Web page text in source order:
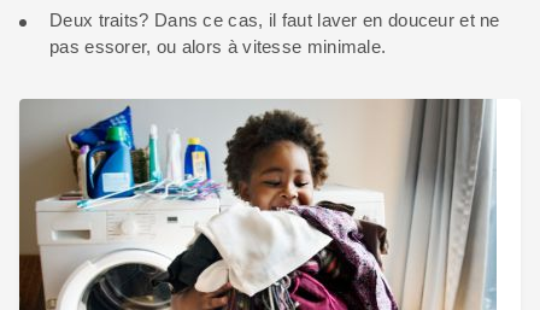
Deux traits? Dans ce cas, il faut laver en douceur et ne
pas essorer, ou alors à vitesse minimale.